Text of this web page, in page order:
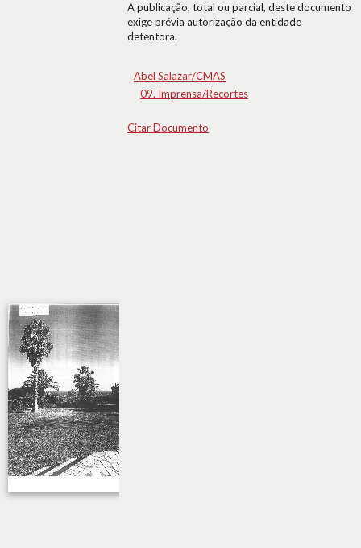
A publicação, total ou parcial, deste documento
exige prévia autorização da entidade
detentora.
Abel Salazar/CMAS
09. Imprensa/Recortes
Citar Documento